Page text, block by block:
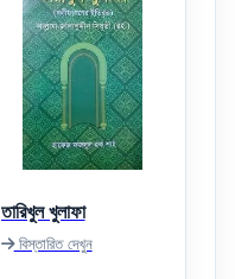
তারিখুল খুলাফা
বিস্তারিত দেখুন